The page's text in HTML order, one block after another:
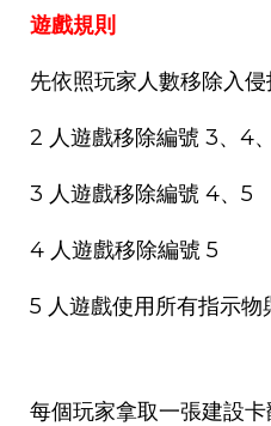
遊戲規則
先依照玩家人數移除入
2 人遊戲移除編號 3、4
3 人遊戲移除編號 4、5
4 人遊戲移除編號 5
5 人遊戲使用所有指示物
每個玩家拿取一張建設